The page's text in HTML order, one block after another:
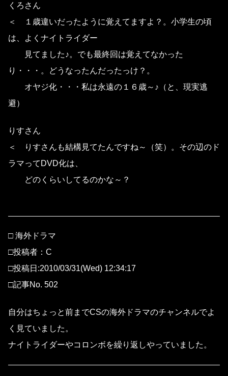
くろさん
＜ １歳違いだったように覚えてますよ？。小学生の頃
は、よくナイトライダー
見てました♪。でも最終回は覚えてなかった
り・・・。どうなったんだったっけ？。
オヤジ化・・・私は永遠の１６歳～♪（と、現実逃
避）
りすさん
＜ りすさんも結構見てたんですね～（笑）。その辺のド
ラマってDVD化は、
どのくらいしてるのかな～？
□ 海外ドラマ
□投稿者：C
□投稿日:2010/03/31(Wed) 12:34:17
□記事No. 502
自分はちょっと前までCSの海外ドラマのチャンネルでよ
く見ていました。
ナイトライダーやコロンボを繰り返しやっていました。